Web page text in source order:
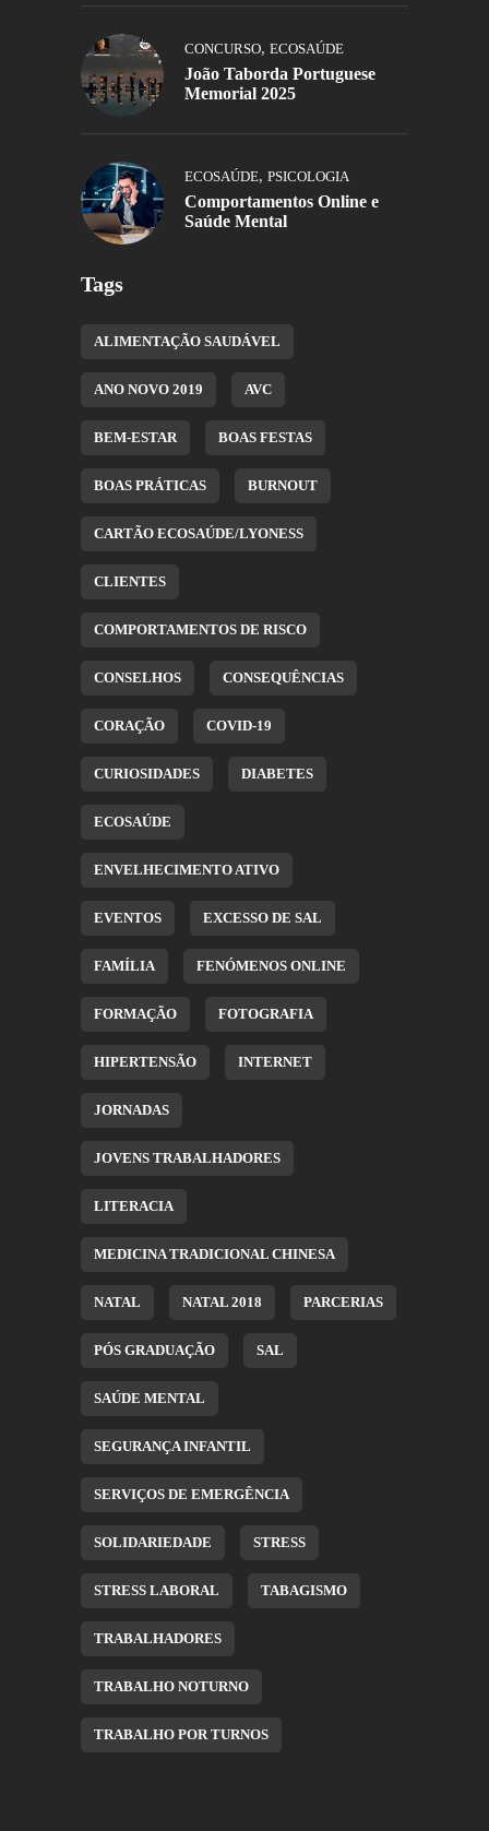
CONCURSO, ECOSAÚDE
João Taborda Portuguese
Memorial 2025
ECOSAÚDE, PSICOLOGIA
Comportamentos Online e
Saúde Mental
Tags
ALIMENTAÇÃO SAUDÁVEL
ANO NOVO 2019 AVC
BEM-ESTAR BOAS FESTAS
BOAS PRÁTICAS BURNOUT
CARTÃO ECOSAÚDE/LYONESS
CLIENTES
COMPORTAMENTOS DE RISCO
CONSELHOS CONSEQUÊNCIAS
CORAÇÃO COVID-19
CURIOSIDADES DIABETES
ECOSAÚDE
ENVELHECIMENTO ATIVO
EVENTOS EXCESSO DE SAL
FAMÍLIA FENÓMENOS ONLINE
FORMAÇÃO FOTOGRAFIA
HIPERTENSÃO INTERNET
JORNADAS
JOVENS TRABALHADORES
LITERACIA
MEDICINA TRADICIONAL CHINESA
NATAL NATAL 2018 PARCERIAS
PÓS GRADUAÇÃO SAL
SAÚDE MENTAL
SEGURANÇA INFANTIL
SERVIÇOS DE EMERGÊNCIA
SOLIDARIEDADE STRESS
STRESS LABORAL TABAGISMO
TRABALHADORES
TRABALHO NOTURNO
TRABALHO POR TURNOS